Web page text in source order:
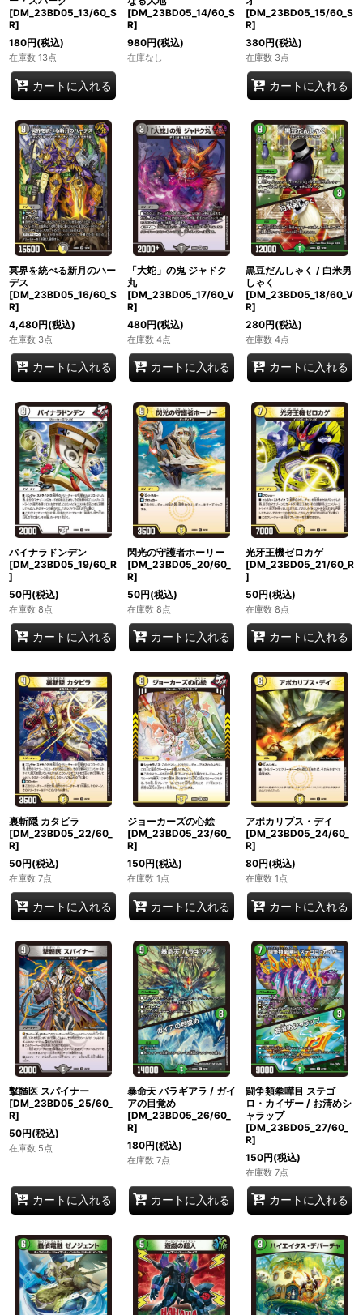
[DM_23BD05_13/60_S
R]
180円(税込)
在庫数 13点
カートに入れる
[DM_23BD05_14/60_S
R]
980円(税込)
在庫なし
[DM_23BD05_15/60_S
R]
380円(税込)
在庫数 3点
カートに入れる
冥界を統べる新月のハー
デス
[DM_23BD05_16/60_S
R]
4,480円(税込)
在庫数 3点
カートに入れる
「大蛇」の鬼 ジャドク
丸
[DM_23BD05_17/60_V
R]
480円(税込)
在庫数 4点
カートに入れる
黒豆だんしゃく / 白米男
しゃく
[DM_23BD05_18/60_V
R]
280円(税込)
在庫数 4点
カートに入れる
バイナラドンデン
[DM_23BD05_19/60_R
]
50円(税込)
在庫数 8点
カートに入れる
閃光の守護者ホーリー
[DM_23BD05_20/60_
R]
50円(税込)
在庫数 8点
カートに入れる
光牙王機ゼロカゲ
[DM_23BD05_21/60_R
]
50円(税込)
在庫数 8点
カートに入れる
裏斬隠 カタビラ
[DM_23BD05_22/60_
R]
50円(税込)
在庫数 7点
カートに入れる
ジョーカーズの心絵
[DM_23BD05_23/60_
R]
150円(税込)
在庫数 1点
カートに入れる
アポカリプス・デイ
[DM_23BD05_24/60_
R]
80円(税込)
在庫数 1点
カートに入れる
撃髄医 スパイナー
[DM_23BD05_25/60_
R]
50円(税込)
在庫数 5点
カートに入れる
暴命天 バラギアラ / ガイ
アの目覚め
[DM_23BD05_26/60_
R]
180円(税込)
在庫数 7点
カートに入れる
闘争類拳嘩目 ステゴ
ロ・カイザー / お清めシ
ャラップ
[DM_23BD05_27/60_
R]
150円(税込)
在庫数 7点
カートに入れる